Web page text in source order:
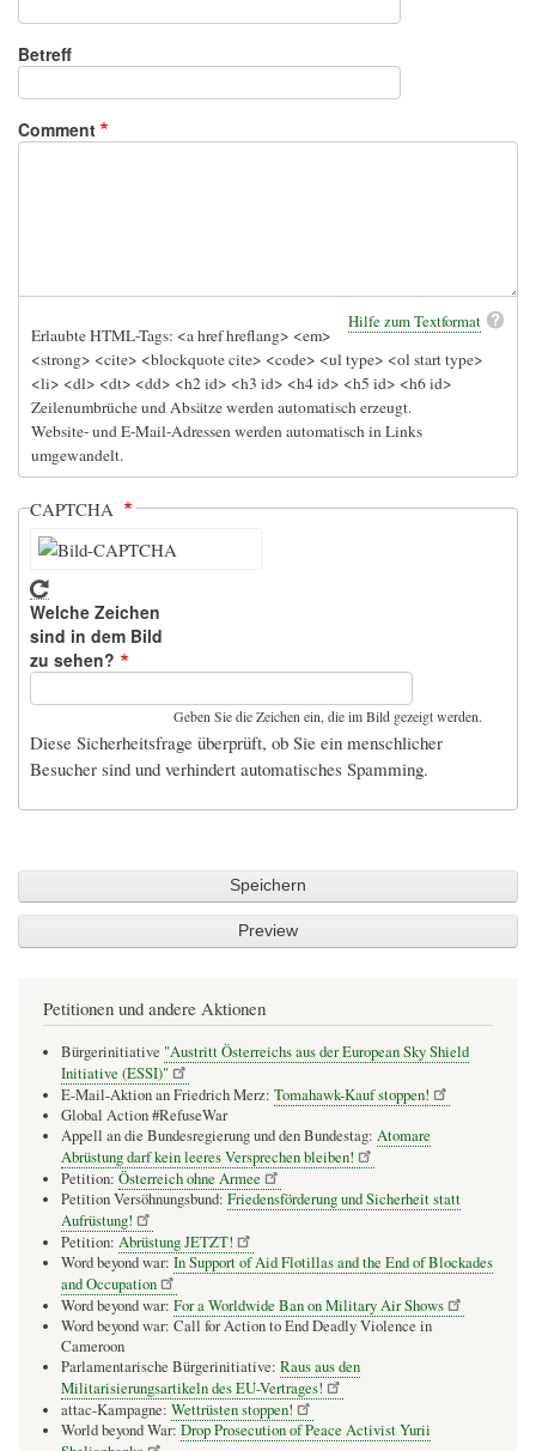
Betreff
Comment
Hilfe zum Textformat
Erlaubte HTML-Tags: <a href hreflang> <em>
<strong> <cite> <blockquote cite> <code> <ul type> <ol start type>
<li> <dl> <dt> <dd> <h2 id> <h3 id> <h4 id> <h5 id> <h6 id>
Zeilenumbrüche und Absätze werden automatisch erzeugt.
Website- und E-Mail-Adressen werden automatisch in Links
umgewandelt.
CAPTCHA
Welche Zeichen
sind in dem Bild
zu sehen?
Geben Sie die Zeichen ein, die im Bild gezeigt werden.
Diese Sicherheitsfrage überprüft, ob Sie ein menschlicher
Besucher sind und verhindert automatisches Spamming.
Petitionen und andere Aktionen
Bürgerinitiative "Austritt Österreichs aus der European Sky Shield
Initiative (ESSI)"
E-Mail-Aktion an Friedrich Merz: Tomahawk-Kauf stoppen!
Global Action #RefuseWar
Appell an die Bundesregierung und den Bundestag: Atomare
Abrüstung darf kein leeres Versprechen bleiben!
Petition: Österreich ohne Armee
Petition Versöhnungsbund: Friedensförderung und Sicherheit statt
Aufrüstung!
Petition: Abrüstung JETZT!
Word beyond war: In Support of Aid Flotillas and the End of Blockades
and Occupation
Word beyond war: For a Worldwide Ban on Military Air Shows
Word beyond war: Call for Action to End Deadly Violence in
Cameroon
Parlamentarische Bürgerinitiative: Raus aus den
Militarisierungsartikeln des EU-Vertrages!
attac-Kampagne: Wettrüsten stoppen!
World beyond War: Drop Prosecution of Peace Activist Yurii